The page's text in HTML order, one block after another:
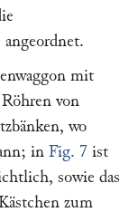
mit
von
wo
in Fig. 7 ist
sowie das
zum